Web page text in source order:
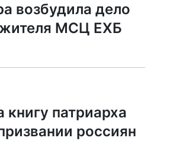
возбудила дело
МСЦ ЕХБ
патриарха
россиян